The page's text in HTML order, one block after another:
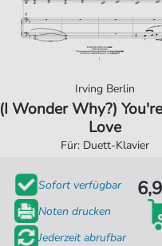
Irving Berlin
(I Wonder Why?)
Love
Für: Duett-Klavier
Sofort verfügbar
Noten drucken
Jederzeit abrufbar